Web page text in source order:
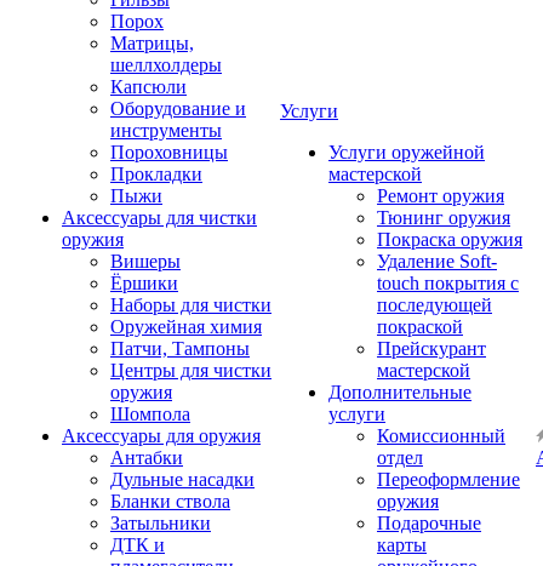
Порох
Матрицы,
шеллхолдеры
Капсюли
Оборудование и
инструменты
Пороховницы
Прокладки
Пыжи
Аксессуары для чистки
оружия
Вишеры
Ёршики
Наборы для чистки
Оружейная химия
Патчи, Тампоны
Центры для чистки
оружия
Шомпола
Аксессуары для оружия
Антабки
Дульные насадки
Бланки ствола
Затыльники
ДТК и
Услуги
Услуги оружейной
мастерской
Ремонт оружия
Тюнинг оружия
Покраска оружия
Удаление Soft-
touch покрытия с
последующей
покраской
Прейскурант
мастерской
Дополнительные
услуги
Комиссионный
отдел
Переоформление
оружия
Подарочные
карты